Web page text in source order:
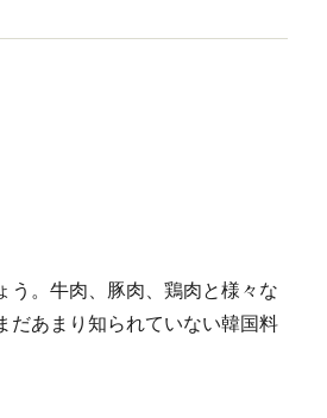
う。牛肉、豚肉、鶏肉と様々な
だあまり知られていない韓国料